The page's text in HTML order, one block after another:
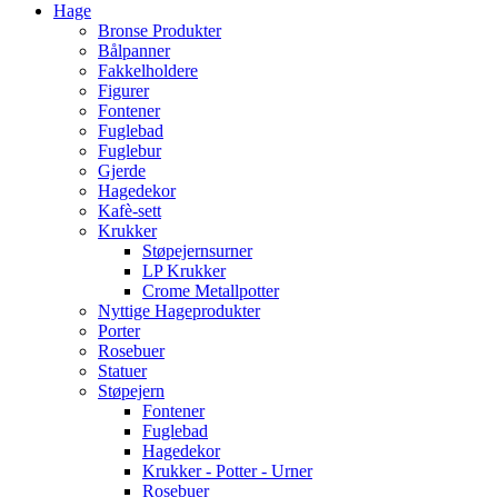
Hage
Bronse Produkter
Bålpanner
Fakkelholdere
Figurer
Fontener
Fuglebad
Fuglebur
Gjerde
Hagedekor
Kafè-sett
Krukker
Støpejernsurner
LP Krukker
Crome Metallpotter
Nyttige Hageprodukter
Porter
Rosebuer
Statuer
Støpejern
Fontener
Fuglebad
Hagedekor
Krukker - Potter - Urner
Rosebuer